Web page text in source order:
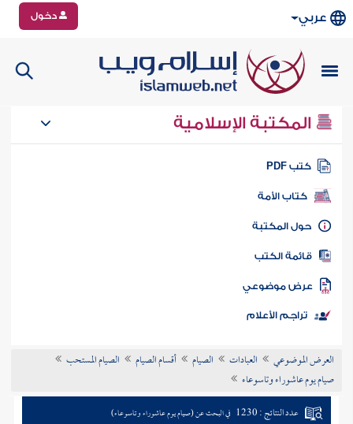
عربي دخول
المكتبة الإسلامية
كتب PDF
كتاب الأمة
المكتبة
الكتب
موضوعي
تراجم الأعلام
العرض الموضوعي العبادات الصيام أقسام الصيام
الصيام المستحب
صيام يوم عاشوراء وتاسوعاء
عدد النتائج : 1230 في البحث عن (صيام يوم عاشوراء وتاسوعاء)